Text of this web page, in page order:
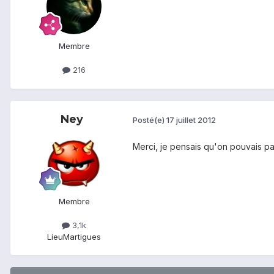
Membre
216
Ney
Membre
3,1k
LieuMartigues
Posté(e) 17 juillet 2012
Merci, je pensais qu'on pouvais